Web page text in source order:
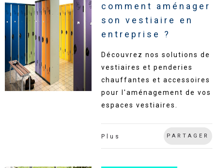
comment aménager
son vestiaire en
entreprise ?
Découvrez nos solutions de
vestiaires et penderies
chauffantes et accessoires
pour l'aménagement de vos
espaces vestiaires.
Plus PARTAGER